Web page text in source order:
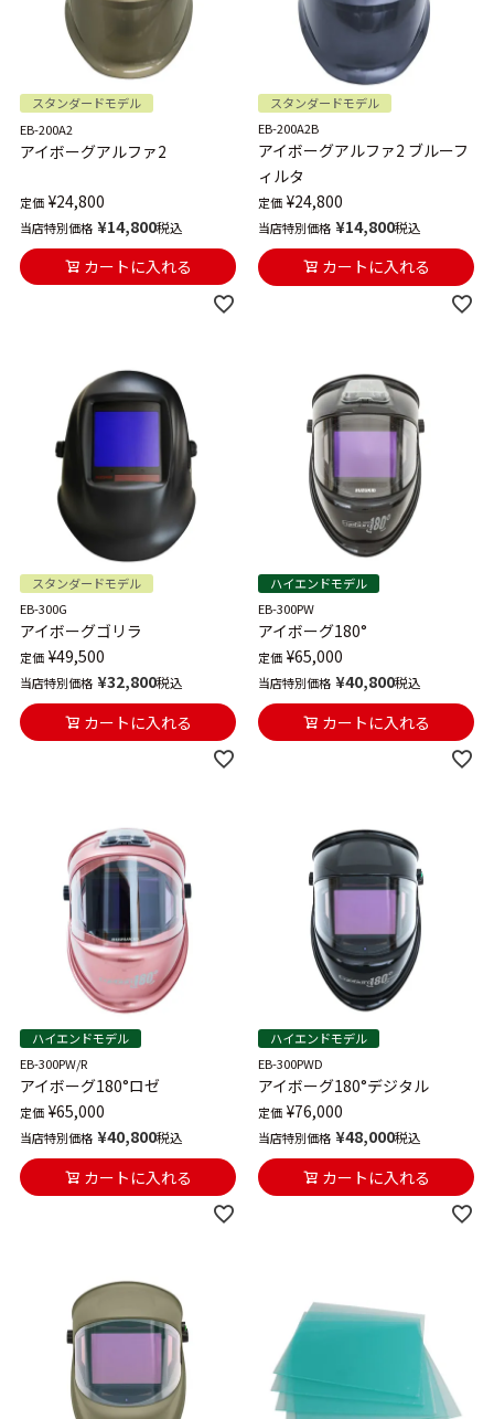
スタンダードモデル
EB-200A2
アイボーグアルファ2
定価 ¥24,800
当店特別価格 ¥14,800税込
カートに入れる
スタンダードモデル
EB-200A2B
アイボーグアルファ2 ブルーフ
ィルタ
定価 ¥24,800
当店特別価格 ¥14,800税込
カートに入れる
スタンダードモデル
EB-300G
アイボーグゴリラ
定価 ¥49,500
当店特別価格 ¥32,800税込
カートに入れる
ハイエンドモデル
EB-300PW
アイボーグ180°
定価 ¥65,000
当店特別価格 ¥40,800税込
カートに入れる
ハイエンドモデル
EB-300PW/R
アイボーグ180°ロゼ
定価 ¥65,000
当店特別価格 ¥40,800税込
カートに入れる
ハイエンドモデル
EB-300PWD
アイボーグ180°デジタル
定価 ¥76,000
当店特別価格 ¥48,000税込
カートに入れる